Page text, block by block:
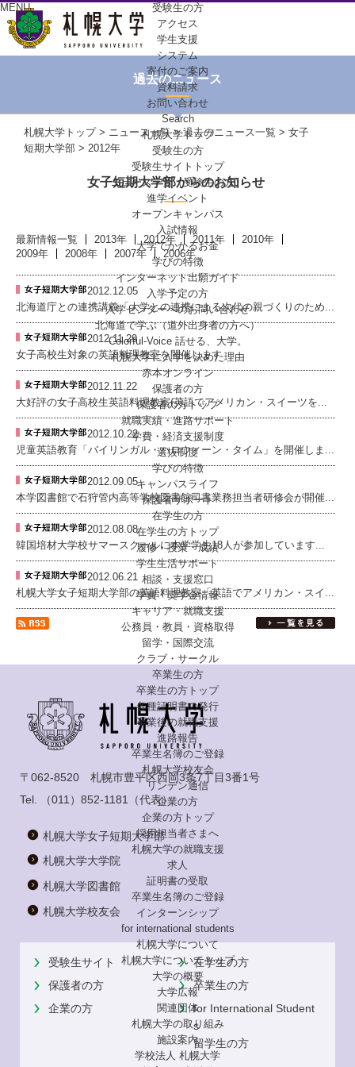
MENU
受験生の方
アクセス
学生支援
システム
寄付のご案内
資料請求
お問い合わせ
Search
札幌大学トップ
受験生の方
受験生サイトトップ
ニュース一覧（受験生の方）
進学イベント
オープンキャンパス
入試情報
大学でかかるお金
学びの特徴
インターネット出願ガイド
入学予定の方
入学センターへのお問い合わせ
北海道で学ぶ（道外出身者の方へ）
Colorful-Voice 話せる、大学。
札幌大学に入学を決めた理由
赤本オンライン
保護者の方
保護者の方トップ
就職実績・進路サポート
学費・経済支援制度
選抜制度
学びの特徴
キャンパスライフ
保護者サポート
在学生の方
在学生の方トップ
履修・授業・成績
学生生活サポート
相談・支援窓口
学費・奨学金情報
キャリア・就職支援
公務員・教員・資格取得
留学・国際交流
クラブ・サークル
卒業生の方
卒業生の方トップ
各種証明書の発行
卒業後の就職支援
進路報告
卒業生名簿のご登録
札幌大学校友会
リンデン通信
企業の方
企業の方トップ
採用担当者さまへ
札幌大学の就職支援
求人
証明書の受取
卒業生名簿のご登録
インターンシップ
for international students
札幌大学について
札幌大学についてトップ
大学の概要
大学広報
関連団体
札幌大学の取り組み
施設案内
学校法人 札幌大学
過去のニュース
札幌大学トップ> ニュース一覧>過去のニュース一覧 > 女子
短期大学部 > 2012年
女子短期大学部からのお知らせ
最新情報一覧 2013年 2012年 2011年
2010年
2009年
2008年 2007年 2006年
2012.12.05
北海道庁との連携講義「大学との連携による次代の親づくりのため...
2012.11.29
女子高校生対象の英語料理教室を開催します
2012.11.22
大好評の女子高校生英語料理教室(英語でアメリカン・スイーツを...
2012.10.22
児童英語教育「バイリンガル・ハロウィーン・タイム」を開催しま...
2012.09.05
本学図書館で石狩管内高等学校図書館司書業務担当者研修会が開催...
2012.08.08
韓国培材大学校サマースクールに本学学生18人が参加しています...
2012.06.21
札幌大学女子短期大学部の英語料理教室「英語でアメリカン・スイ...
〒062-8520 札幌市豊平区西岡3条7丁目3番1号
Tel.
（011）852-1181 （代表）
札幌大学女子短期大学部
札幌大学大学院
札幌大学図書館
札幌大学校友会
受験生サイト
在学生の方
保護者の方
卒業生の方
企業の方
for International Student
s
留学生の方